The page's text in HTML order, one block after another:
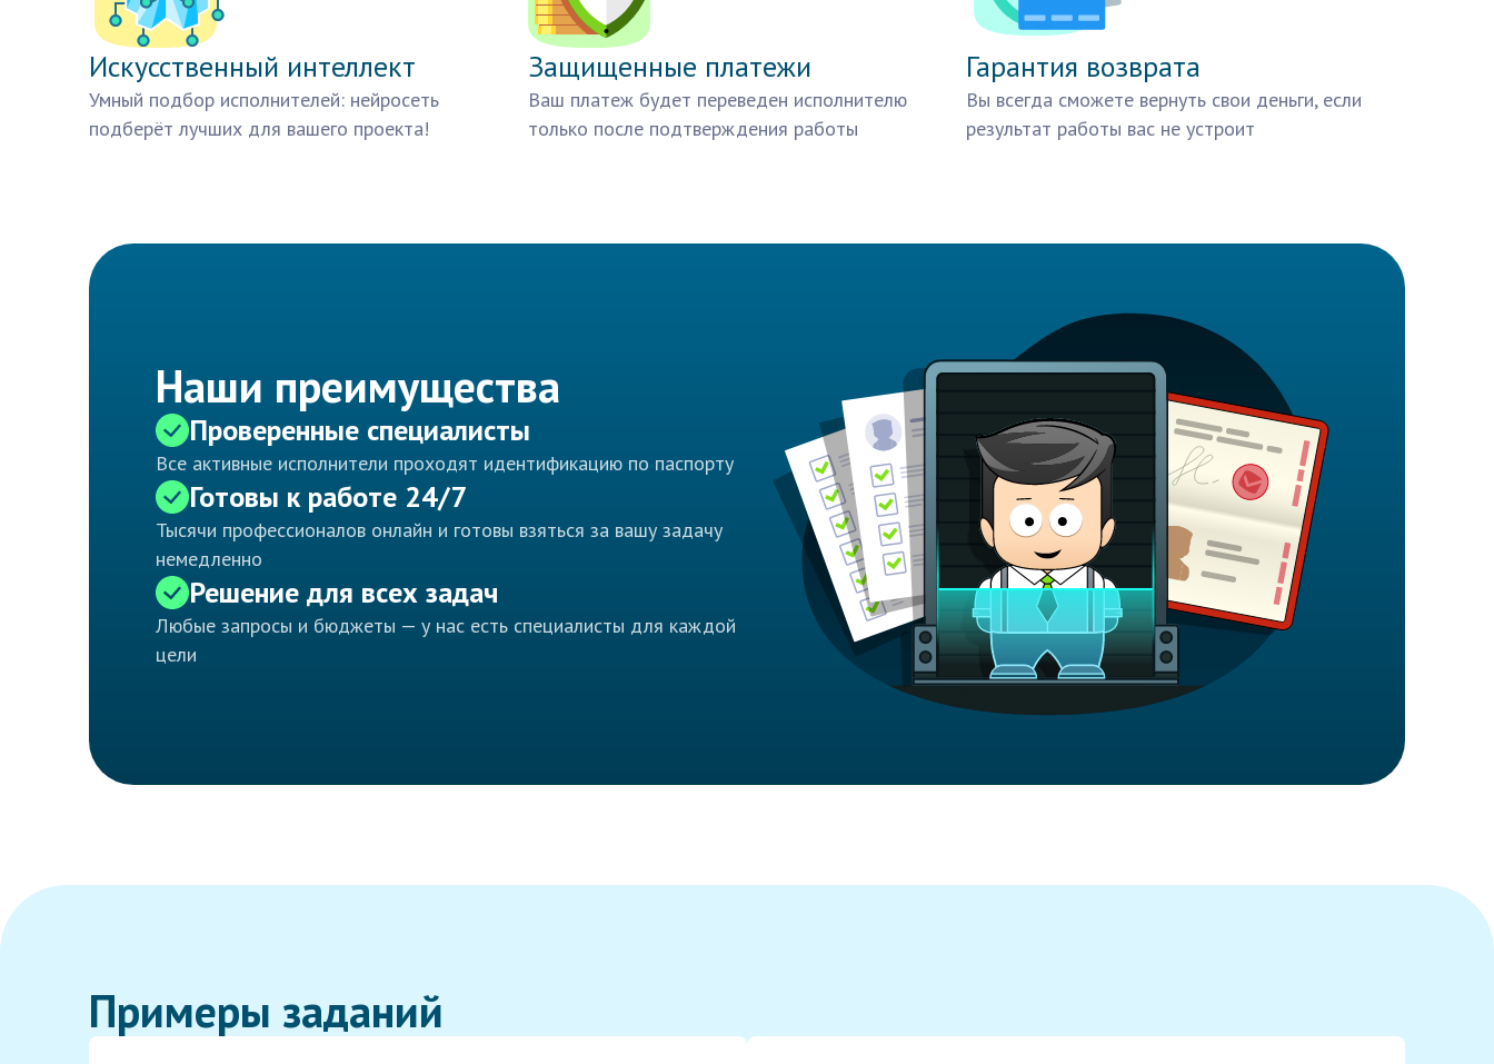
Искусственный интеллект
Умный подбор исполнителей: нейросеть
подберёт лучших для вашего проекта!
Защищенные платежи
Ваш платеж будет переведен исполнителю
только после подтверждения работы
Гарантия возврата
Вы всегда сможете вернуть свои деньги, если
результат работы вас не устроит
Наши преимущества
Проверенные специалисты
Все активные исполнители проходят идентификацию по паспорту
Готовы к работе 24/7
Тысячи профессионалов онлайн и готовы взяться за вашу задачу
немедленно
Решение для всех задач
Любые запросы и бюджеты — у нас есть специалисты для каждой
цели
Примеры заданий